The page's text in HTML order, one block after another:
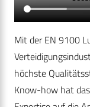
Mit der EN 9100
höchste
Know-how hat